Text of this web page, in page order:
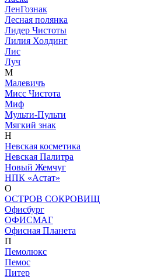
ЛенГознак
Лесная полянка
Лидер Чистоты
Лилия Холдинг
Лис
Луч
М
Малевичъ
Мисс Чистота
Миф
Мульти-Пульти
Мягкий знак
Н
Невская косметика
Невская Палитра
Новый Жемчуг
НПК «Астат»
О
ОСТРОВ СОКРОВИЩ
Офисбург
ОФИСМАГ
Офисная Планета
П
Пемолюкс
Пемос
Питер